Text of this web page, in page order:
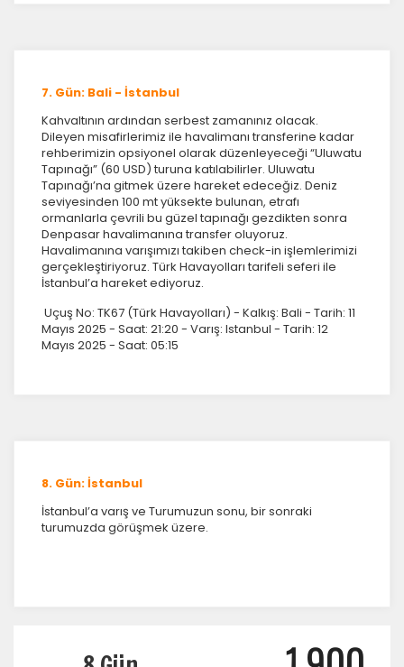
7. Gün: Bali - İstanbul
Kahvaltının ardından serbest zamanınız olacak.
Dileyen misafirlerimiz ile havalimanı transferine kadar
rehberimizin opsiyonel olarak düzenleyeceği “Uluwatu
Tapınağı” (60 USD) turuna katılabilirler. Uluwatu
Tapınağı’na gitmek üzere hareket edeceğiz. Deniz
seviyesinden 100 mt yüksekte bulunan, etrafı
ormanlarla çevrili bu güzel tapınağı gezdikten sonra
Denpasar havalimanına transfer oluyoruz.
Havalimanına varışımızı takiben check-in işlemlerimizi
gerçekleştiriyoruz. Türk Havayolları tarifeli seferi ile
İstanbul’a hareket ediyoruz.
Uçuş No: TK67 (Türk Havayolları) - Kalkış: Bali - Tarih: 11
Mayıs 2025 - Saat: 21:20 - Varış: Istanbul - Tarih: 12
Mayıs 2025 - Saat: 05:15
8. Gün: İstanbul
İstanbul’a varış ve Turumuzun sonu, bir sonraki
turumuzda görüşmek üzere.